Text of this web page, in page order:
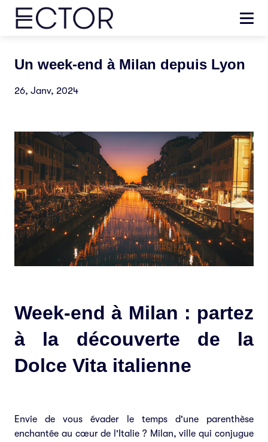
Un week-end à Milan depuis Lyon
26, Janv, 2024
Week-end à Milan : partez
à la découverte de la
Dolce Vita italienne
Envie de vous évader le temps d'une parenthèse
enchantée au cœur de l'Italie ? Milan, ville qui conjugue